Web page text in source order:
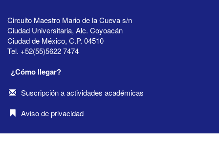
Circuito Maestro Mario de la Cueva s/n
Ciudad Universitaria, Alc. Coyoacán
Ciudad de México, C.P. 04510
Tel. +52(55)5622 7474
¿Cómo llegar?
Suscripción a actividades académicas
Aviso de privacidad